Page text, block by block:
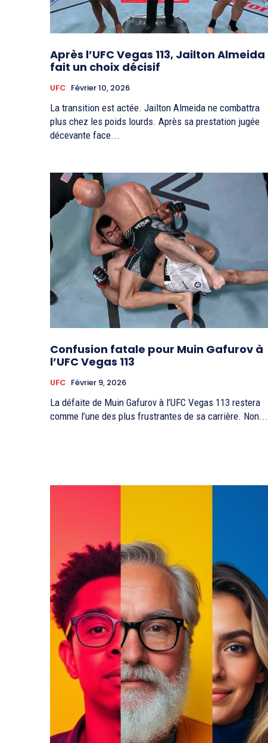
Après l’UFC Vegas 113, Jailton Almeida
fait un choix décisif
UFC Février 10, 2026
La transition est actée. Jailton Almeida ne combattra
plus chez les poids lourds. Après sa prestation jugée
décevante face...
Confusion fatale pour Muin Gafurov à
l’UFC Vegas 113
UFC Février 9, 2026
La défaite de Muin Gafurov à l’UFC Vegas 113 restera
comme l’une des plus frustrantes de sa carrière. Non...